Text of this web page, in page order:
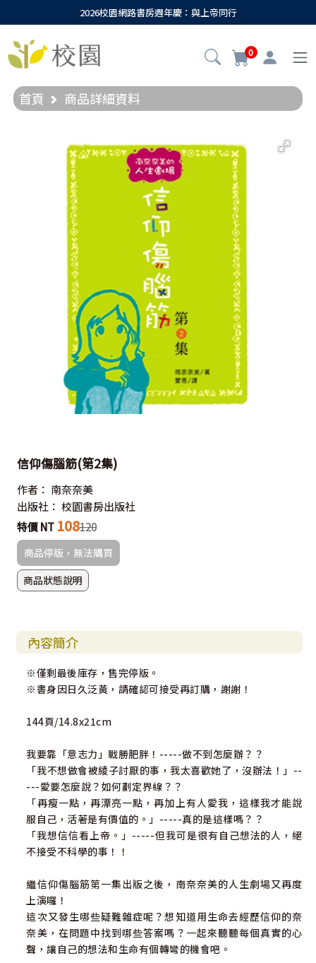
2026校園網路書房週年慶：與上帝同行
0
首頁 商品詳細資料
信仰傷腦筋(第2集)
作者： 南奈奈美
出版社： 校園書房出版社
特價 NT 108120
商品停版，無法購買
商品狀態說明
內容簡介
※僅剩最後庫存，售完停版。
※書身因日久泛黃，請確認可接受再訂購，謝謝！
144頁/14.8x21cm
我要靠「意志力」戰勝肥胖！-----做不到怎麼辦？？
「我不想做會被綾子討厭的事，我太喜歡她了，沒辦法！」--
---愛要怎麼說？如何劃定界線？？
「再瘦一點，再漂亮一點，再加上有人愛我，這樣我才能說
服自己，活著是有價值的。」-----真的是這樣嗎？？
「我想信信看上帝。」-----但我可是很有自己想法的人，絕
不接受不科學的事！！
繼信仰傷腦筋第一集出版之後，南奈奈美的人生劇場又再度
上演囉！
這次又發生哪些疑難雜症呢？想知道用生命去經歷信仰的奈
奈美，在問題中找到哪些答案嗎？一起來聽聽每個真實的心
聲，讓自己的想法和生命有個轉彎的機會吧。